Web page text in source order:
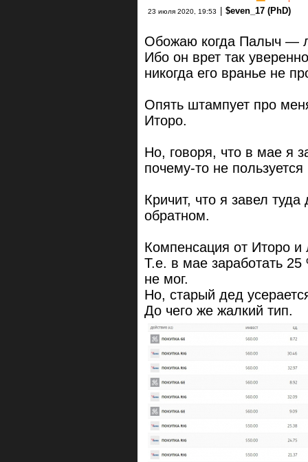
23 июля 2020, 19:53 $even_17 (PhD)
Обожаю когда Палыч —
Ибо он врет так
никогда его вранье не
Опять штампует про
Иторо.
Но, говоря, что в мае я
почему-то не
Кричит, что я завел
обратном.
Компенсация от Иторо
Т.е. в мае заработать 25
не мог.
Но, старый дед
До чего же жалкий тип.